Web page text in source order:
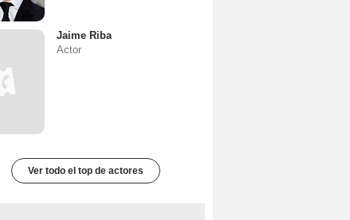
Jaime Riba
Actor
Ver todo el top de actores